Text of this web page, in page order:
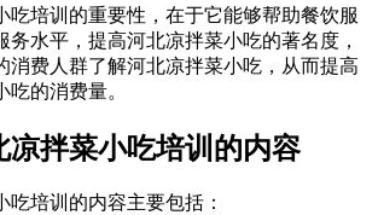
吃培训的重要性，在于它能够帮助餐饮服
务水平，提高河北凉拌菜小吃的著名度，
消费人群了解河北凉拌菜小吃，从而提高
吃的消费量。
凉拌菜小吃培训的内容
吃培训的内容主要包括：